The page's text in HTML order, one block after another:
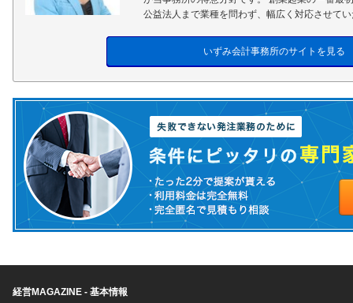
公益法人まで業種を問わず、幅広く対応させて
いずみ会計事務所のサイトを見る
経営MAGAZINE - 基本情報